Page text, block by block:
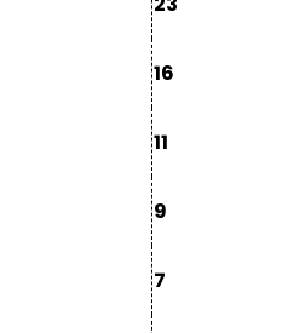
16
11
9
7